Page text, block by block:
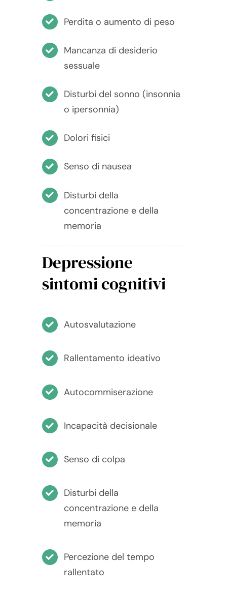
Perdita o aumento di peso
Mancanza di desiderio
sessuale
Disturbi del sonno (insonnia
o ipersonnia)
Dolori fisici
Senso di nausea
Disturbi della
concentrazione e della
memoria
Depressione
sintomi cognitivi
Autosvalutazione
Rallentamento ideativo
Autocommiserazione
Incapacità decisionale
Senso di colpa
Disturbi della
concentrazione e della
memoria
Percezione del tempo
rallentato